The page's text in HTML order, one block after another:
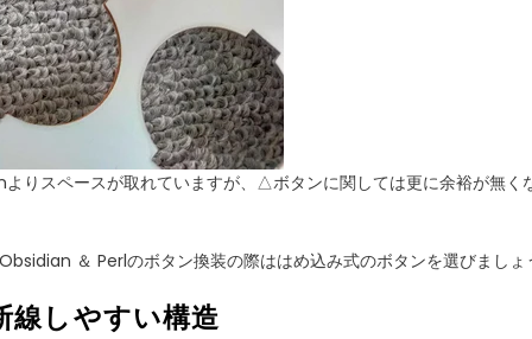
りスペースが取れていますが、△ボタンに関しては更に余裕が無く
＆ Perlのボタン換装の際ははめ込み式のボタンを選びましょ
線しやすい構造